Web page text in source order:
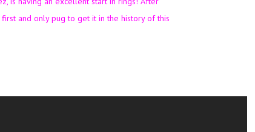
first and only pug to get it in the history of this